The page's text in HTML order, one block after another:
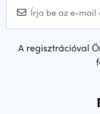
A regisztrációval